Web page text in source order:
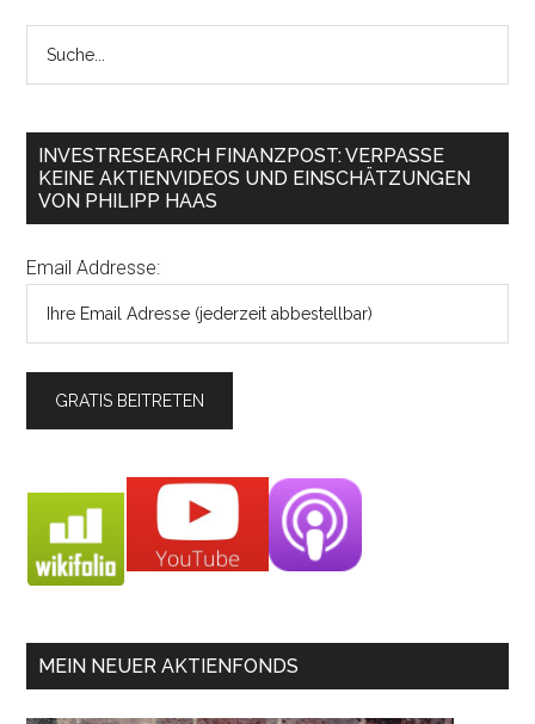
INVESTRESEARCH FINANZPOST: VERPASSE
KEINE AKTIENVIDEOS UND EINSCHÄTZUNGEN
VON PHILIPP HAAS
Email Addresse:
MEIN NEUER AKTIENFONDS